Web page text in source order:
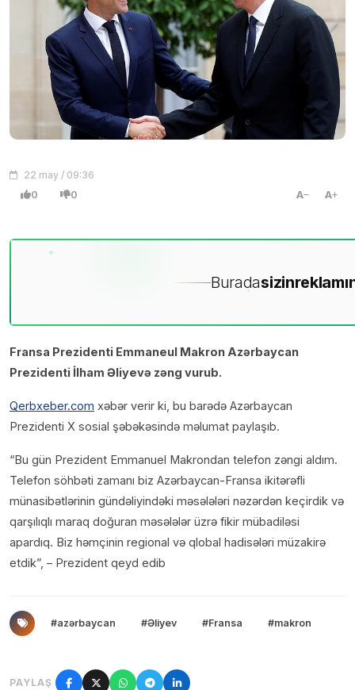
22 may / 09:36
0 0 A A
Buradasizin
Fransa Prezidenti Emmaneul Makron Azərbaycan
Prezidenti İlham Əliyevə zəng vurub.
Qerbxeber.com xəbər verir ki, bu barədə Azərbaycan
Prezidenti X sosial şəbəkəsində məlumat paylaşıb.
“Bu gün Prezident Emmanuel Makrondan telefon zəngi aldım.
Telefon söhbəti zamanı biz Azərbaycan-Fransa ikitərəfli
münasibətlərinin gündəliyindəki məsələləri nəzərdən keçirdik və
qarşılıqlı maraq doğuran məsələlər üzrə fikir mübadiləsi
apardıq. Biz həmçinin regional və qlobal hadisələri müzakirə
etdik”, – Prezident qeyd edib
#azərbaycan #Əliyev #Fransa #makron
PAYLAŞ